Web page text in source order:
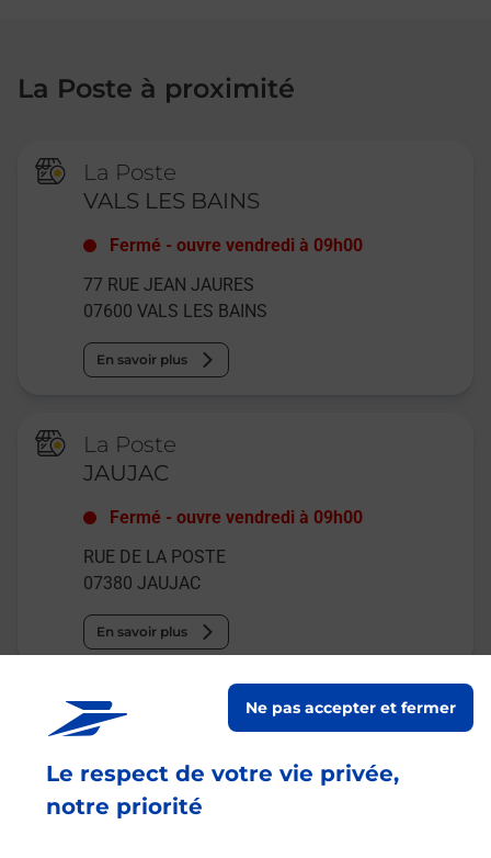
Le respect de votre vie privée,
notre priorité
Ne pas accepter et fermer
La Poste à proximité
La Poste
VALS LES BAINS
Fermé -ouvre vendredi à 09h00
77 RUE JEAN JAURES
07600 VALS LES BAINS
En savoir plus
La Poste
JAUJAC
Fermé -ouvre vendredi à 09h00
RUE DE LA POSTE
07380 JAUJAC
En savoir plus
Malin !
La Poste
en ligne